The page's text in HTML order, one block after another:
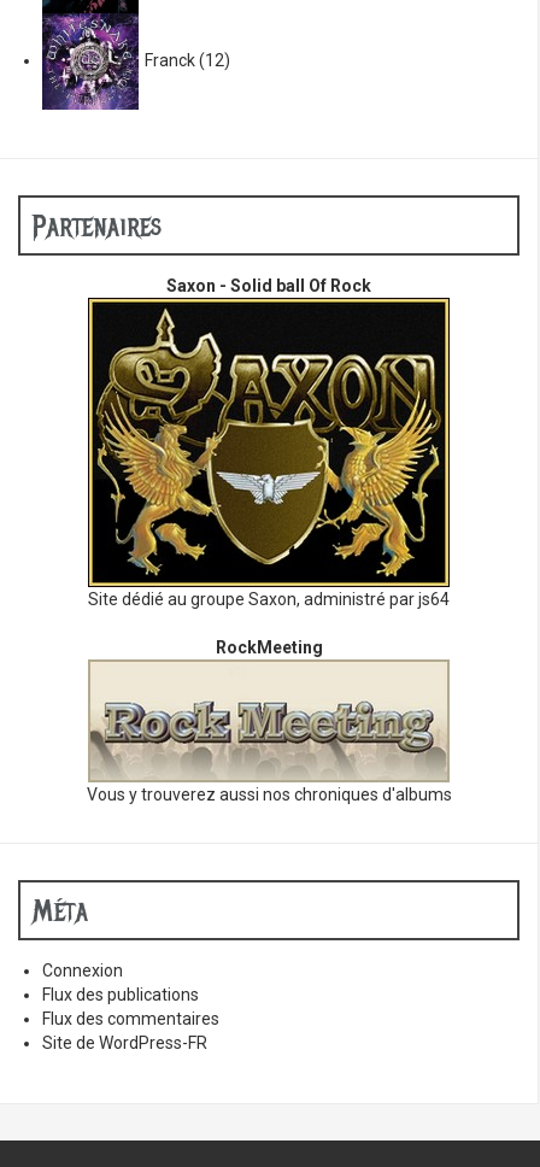
Franck(12)
Partenaires
Saxon - Solid ball Of Rock
Site dédié au groupe Saxon, administré par js64
RockMeeting
Vous y trouverez aussi nos chroniques d'albums
Méta
Connexion
Flux des publications
Flux des commentaires
Site de WordPress-FR